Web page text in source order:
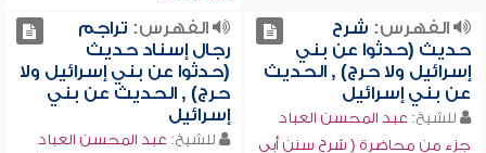
الفهرس: شرح
حديث (حدثوا عن بني
إسرائيل ولا حرج) , الحديث
عن بني إسرائيل
للشيخ: عبد المحسن العباد
جزء من محاضرة ( شرح سنن أبي
الفهرس: تراجم
رجال إسناد حديث
(حدثوا عن بني إسرائيل ولا
حرج) , الحديث عن بني
إسرائيل
للشيخ: عبد المحسن العباد